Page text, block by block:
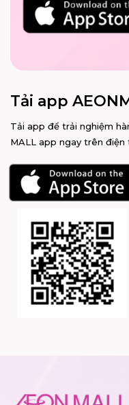
Tải app
Tải app để trải nghiệm
MALL app ngay trên